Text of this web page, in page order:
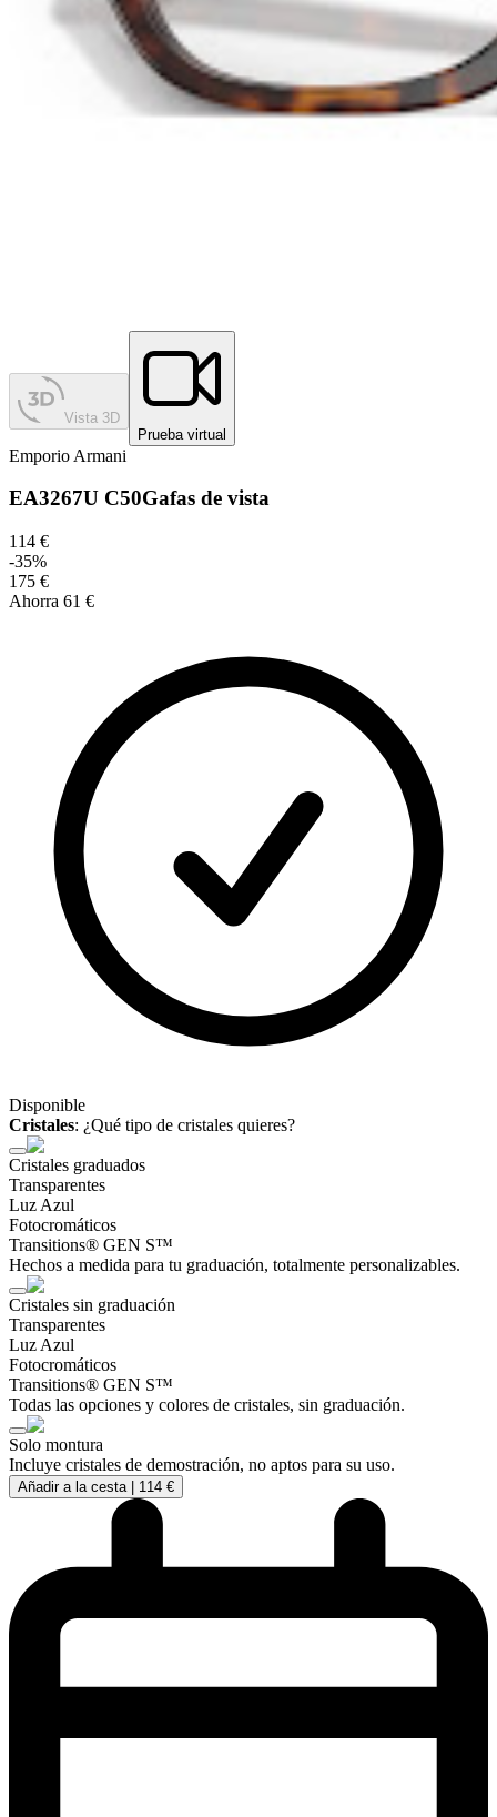
Vista 3D
Prueba virtual
Emporio Armani
EA3267U C50Gafas de vista
114 €
-35%
175 €
Ahorra 61 €
Disponible
Cristales: ¿Qué tipo de cristales quieres?
Cristales graduados
Transparentes
Luz Azul
Fotocromáticos
Transitions® GEN S™
Hechos a medida para tu graduación, totalmente personalizables.
Cristales sin graduación
Transparentes
Luz Azul
Fotocromáticos
Transitions® GEN S™
Todas las opciones y colores de cristales, sin graduación.
Solo montura
Incluye cristales de demostración, no aptos para su uso.
Añadir a la cesta | 114 €